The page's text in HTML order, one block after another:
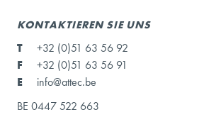
KONTAKTIEREN SIE UNS
T
+32 (0)51 63 56 92
F
+32 (0)51 63 56 91
E
info@attec.be
BE 0447 522 663